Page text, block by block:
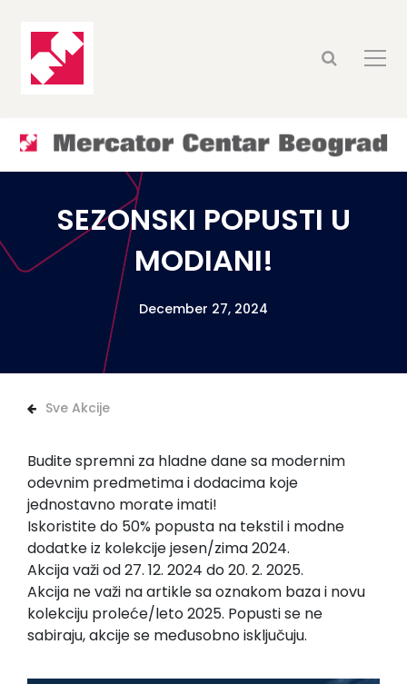
SEZONSKI POPUSTI U
MODIANI!
December 27, 2024
Sve Akcije
Budite spremni za hladne dane sa modernim
odevnim predmetima i dodacima koje
jednostavno morate imati!
Iskoristite do 50% popusta na tekstil i modne
dodatke iz kolekcije jesen/zima 2024.
Akcija važi od 27. 12. 2024 do 20. 2. 2025.
Akcija ne važi na artikle sa oznakom baza i novu
kolekciju proleće/leto 2025. Popusti se ne
sabiraju, akcije se međusobno isključuju.